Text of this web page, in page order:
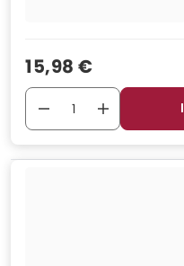
Verkaufspreis
15,98 €